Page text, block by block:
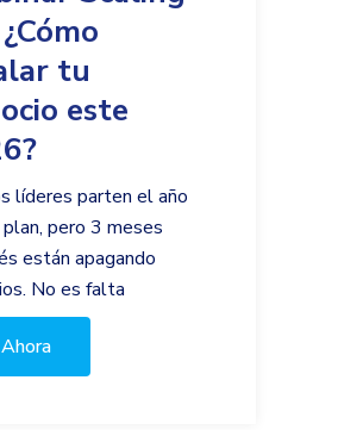
tu
este
líderes parten el año
plan, pero 3 meses
están apagando
No es falta